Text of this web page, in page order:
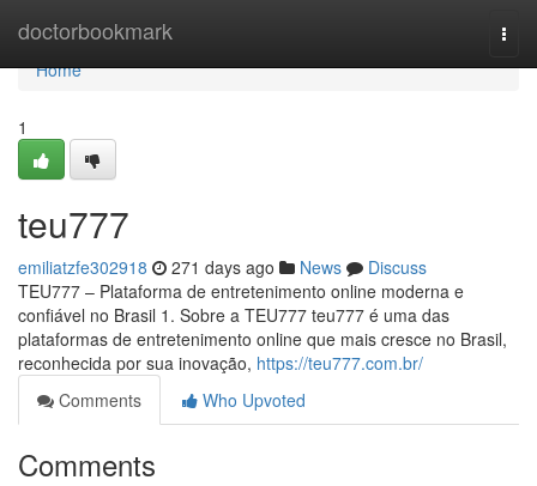
doctorbookmark
Home
Home
1
teu777
emiliatzfe302918 271 days ago News
Discuss
TEU777 – Plataforma de entretenimento online moderna e
confiável no Brasil 1. Sobre a TEU777 teu777 é uma das
plataformas de entretenimento online que mais cresce no Brasil,
reconhecida por sua inovação, https://teu777.com.br/
Comments
Who Upvoted
Comments